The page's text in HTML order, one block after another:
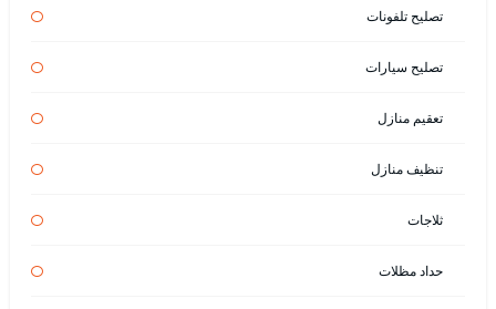
تصليح تلفونات
تصليح سيارات
تعقيم منازل
تنظيف منازل
ثلاجات
حداد مظلات